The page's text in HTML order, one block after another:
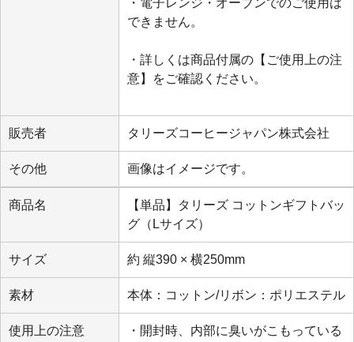
・電子レンジ・オーブンでのご使用は
できません。
・詳しくは商品付属の【ご使用上の注
意】をご確認ください。
販売者 タリーズコーヒージャパン株式会社
その他 画像はイメージです。
商品名
【単品】タリーズ コットンギフトバッ
グ（Lサイズ）
サイズ 約 縦390 × 横250mm
素材 本体：コットン/リボン：ポリエステル
使用上の注意 ・開封時、内部に臭いがこもっている